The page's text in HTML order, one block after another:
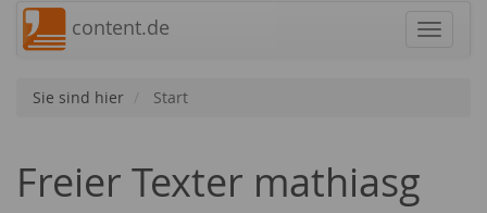
content.de
Sie sind hier Start
Freier Texter mathiasg